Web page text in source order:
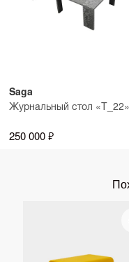
Saga
Журнальный стол «T_22»
250 000 ₽